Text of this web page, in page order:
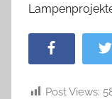
Facebook
Post Views: